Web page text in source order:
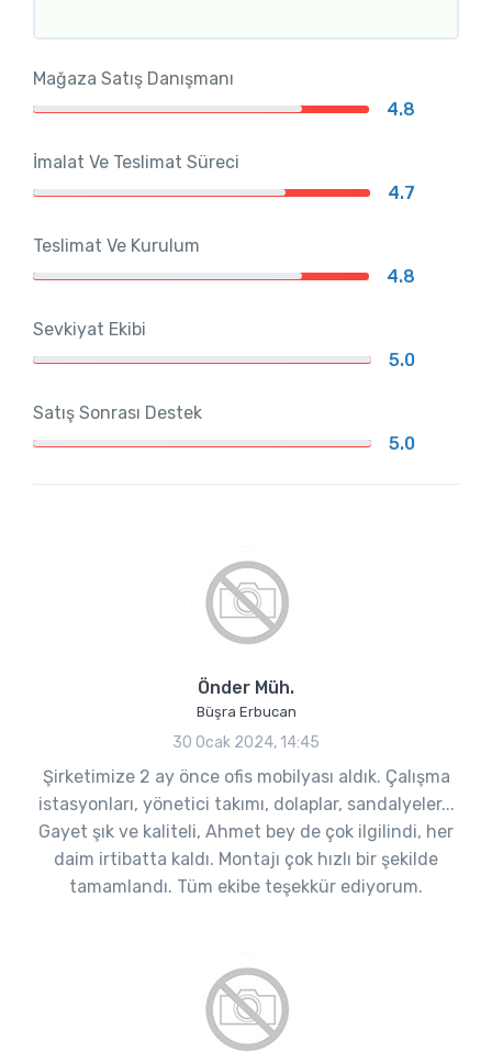
Mağaza Satış Danışmanı
4.8
İmalat Ve Teslimat Süreci
4.7
Teslimat Ve Kurulum
4.8
Sevkiyat Ekibi
5.0
Satış Sonrası Destek
5.0
Önder Müh.
Büşra Erbucan
30 Ocak 2024, 14:45
Şirketimize 2 ay önce ofis mobilyası aldık. Çalışma
istasyonları, yönetici takımı, dolaplar, sandalyeler...
Gayet şık ve kaliteli, Ahmet bey de çok ilgilindi, her
daim irtibatta kaldı. Montajı çok hızlı bir şekilde
tamamlandı. Tüm ekibe teşekkür ediyorum.